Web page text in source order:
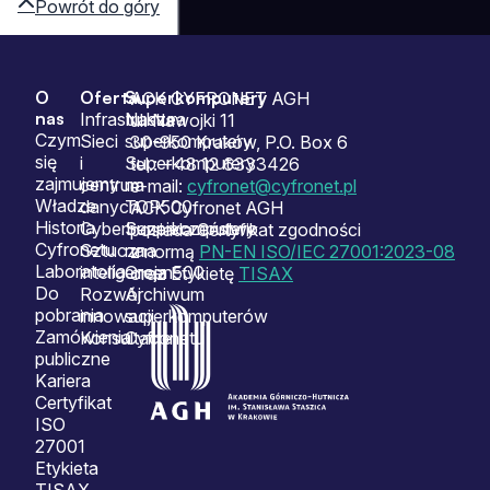
Powrót do góry
Sitemap
O
nas
Czym
się
zajmujemy
Władze
Historia
Cyfronetu
Laboratoria
Do
pobrania
Zamówienia
publiczne
Kariera
Certyfikat
ISO
27001
Etykieta
Oferta
Infrastruktura
Sieci
i
centrum
danych
Cyberbezpieczeństwo
Sztuczna
inteligencja
Rozwój
innowacji
Konsultacje
Superkomputery
Nasze
superkomputery
Superkomputery
na
TOP500
Superkomputery
na
Green500
Archiwum
superkomputerów
Cyfronetu
ACK CYFRONET AGH
ul. Nawojki 11
30-950 Kraków, P.O. Box 6
tel.: +48 12 6333426
e-mail: cyfronet@cyfronet.pl
ACK Cyfronet AGH
posiada Certyfikat zgodności
z normą PN-EN ISO/IEC 27001:2023-08
oraz Etykietę TISAX